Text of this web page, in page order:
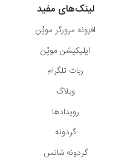
لینک‌های مفید
افزونه مرورگر موپُن
اپلیکیشن موپُن
ربات تلگرام
وبلاگ
رویدادها
گردونه
گردونه شانس